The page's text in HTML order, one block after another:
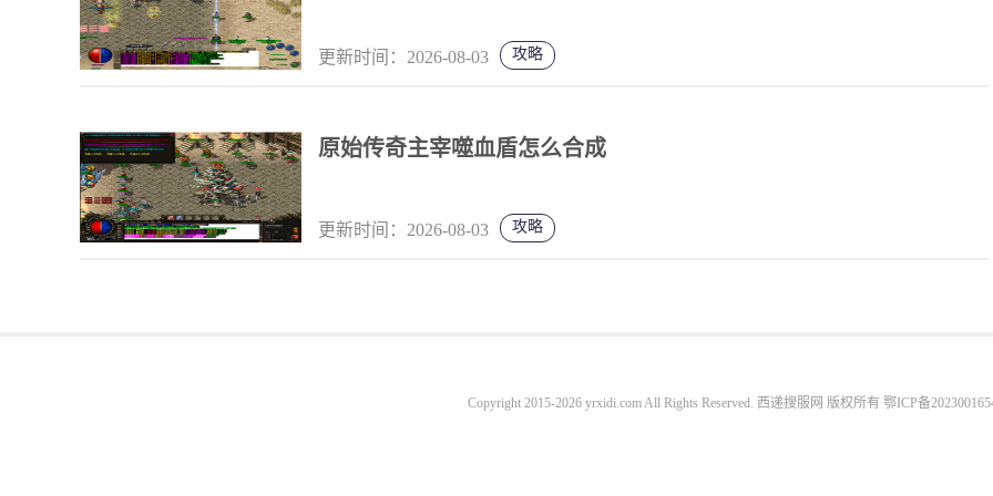
更新时间：2026-08-03 攻略
原始传奇主宰噬血盾怎么合成
更新时间：2026-08-03 攻略
Copyright 2015-2026 yrxidi.com All Rights Reserved. 西递搜服网 版权所有 鄂ICP备